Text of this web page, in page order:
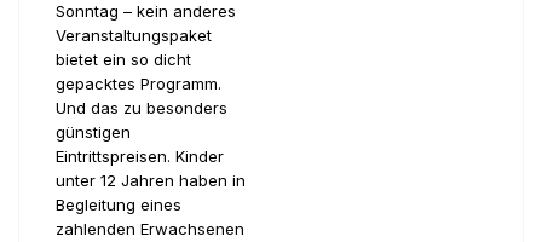
Sonntag – kein anderes
Veranstaltungspaket
bietet ein so dicht
gepacktes Programm.
Und das zu besonders
günstigen
Eintrittspreisen. Kinder
unter 12 Jahren haben in
Begleitung eines
zahlenden Erwachsenen